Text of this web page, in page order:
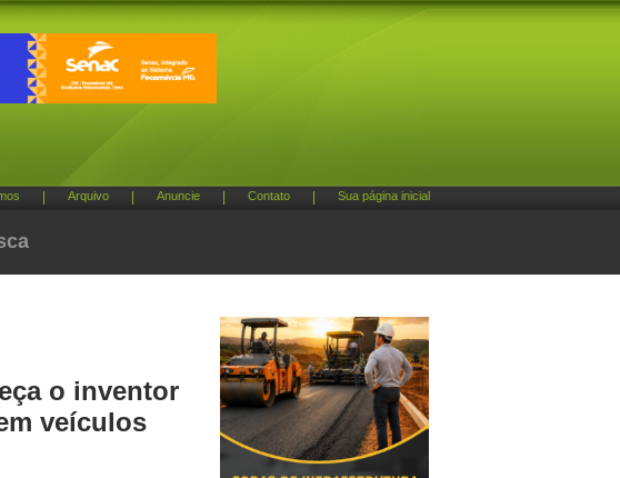
Arquivo Anuncie Contato Sua página inicial
o inventor
veículos